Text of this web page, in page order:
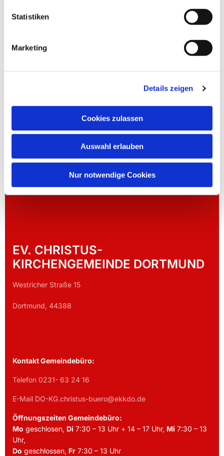
Statistiken
Marketing
Details zeigen
Cookies zulassen
Auswahl erlauben
Nur notwendige Cookies
EV. CHRISTUS-
KIRCHENGEMEINDE DORTMUND
Westricher Straße 15
Dortmund, 44388
Kontakt Gemeindebüro:
Telefon 0231- 63 24 16
E-Mail DO-KG.christus-buero@ekkdo.de
Öffnungszeiten Gemeindebüro:
Mo geschlosen, Di 7:30 – 13 Uhr + 14 – 17 Uhr, Mi 7:30 – 13
Uhr,
Do geschlossen, Fr 7:30 – 13 Uhr